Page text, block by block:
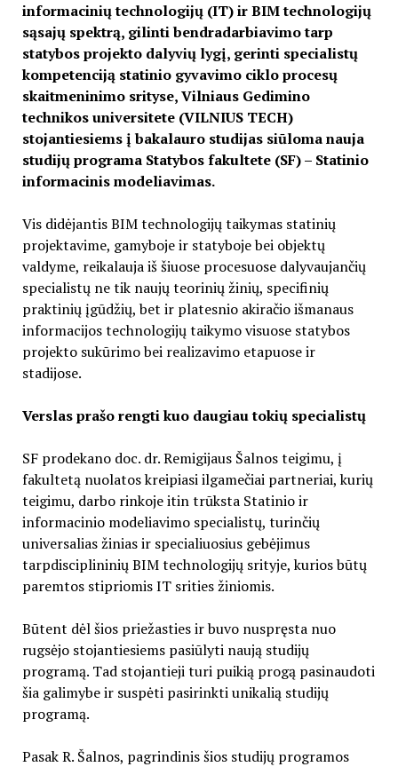
informacinių technologijų (IT) ir BIM technologijų
sąsajų spektrą, gilinti bendradarbiavimo tarp
statybos projekto dalyvių lygį, gerinti specialistų
kompetenciją statinio gyvavimo ciklo procesų
skaitmeninimo srityse, Vilniaus Gedimino
technikos universitete (VILNIUS TECH)
stojantiesiems į bakalauro studijas siūloma nauja
studijų programa Statybos fakultete (SF) – Statinio
informacinis modeliavimas.
Vis didėjantis BIM technologijų taikymas statinių
projektavime, gamyboje ir statyboje bei objektų
valdyme, reikalauja iš šiuose procesuose dalyvaujančių
specialistų ne tik naujų teorinių žinių, specifinių
praktinių įgūdžių, bet ir platesnio akiračio išmanaus
informacijos technologijų taikymo visuose statybos
projekto sukūrimo bei realizavimo etapuose ir
stadijose.
Verslas prašo rengti kuo daugiau tokių specialistų
SF prodekano doc. dr. Remigijaus Šalnos teigimu, į
fakultetą nuolatos kreipiasi ilgamečiai partneriai, kurių
teigimu, darbo rinkoje itin trūksta Statinio ir
informacinio modeliavimo specialistų, turinčių
universalias žinias ir specialiuosius gebėjimus
tarpdisciplininių BIM technologijų srityje, kurios būtų
paremtos stipriomis IT srities žiniomis.
Būtent dėl šios priežasties ir buvo nuspręsta nuo
rugsėjo stojantiesiems pasiūlyti naują studijų
programą. Tad stojantieji turi puikią progą pasinaudoti
šia galimybe ir suspėti pasirinkti unikalią studijų
programą.
Pasak R. Šalnos, pagrindinis šios studijų programos